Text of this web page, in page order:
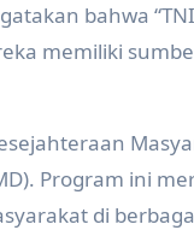
bahwa
memiliki
Program ini
di